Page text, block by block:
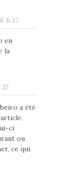
h 17
en
la
a été
ci
ou
ce qui